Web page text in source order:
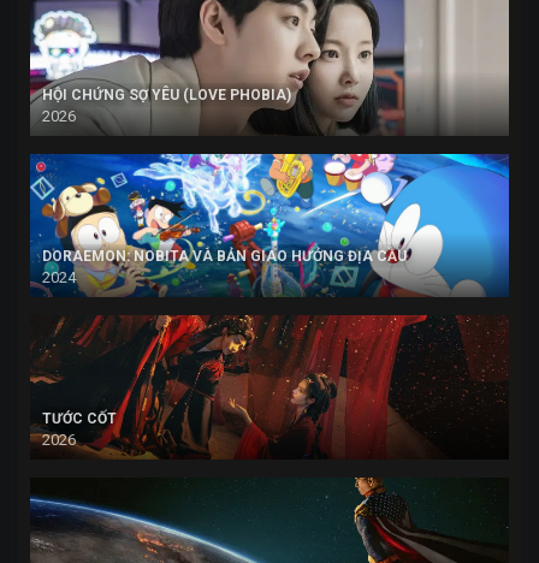
HỘI CHỨNG SỢ YÊU (LOVE PHOBIA)
2026
DORAEMON: NOBITA VÀ BẢN GIAO HƯỞNG ĐỊA CẦU
2024
TƯỚC CỐT
2026